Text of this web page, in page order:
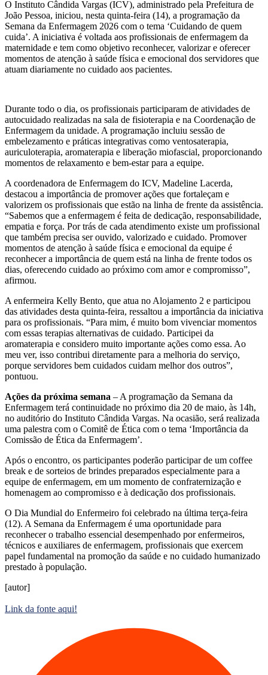
O Instituto Cândida Vargas (ICV), administrado pela Prefeitura de
João Pessoa, iniciou, nesta quinta-feira (14), a programação da
Semana da Enfermagem 2026 com o tema ‘Cuidando de quem
cuida’. A iniciativa é voltada aos profissionais de enfermagem da
maternidade e tem como objetivo reconhecer, valorizar e oferecer
momentos de atenção à saúde física e emocional dos servidores que
atuam diariamente no cuidado aos pacientes.
Durante todo o dia, os profissionais participaram de atividades de
autocuidado realizadas na sala de fisioterapia e na Coordenação de
Enfermagem da unidade. A programação incluiu sessão de
embelezamento e práticas integrativas como ventosaterapia,
auriculoterapia, aromaterapia e liberação miofascial, proporcionando
momentos de relaxamento e bem-estar para a equipe.
A coordenadora de Enfermagem do ICV, Madeline Lacerda,
destacou a importância de promover ações que fortaleçam e
valorizem os profissionais que estão na linha de frente da assistência.
“Sabemos que a enfermagem é feita de dedicação, responsabilidade,
empatia e força. Por trás de cada atendimento existe um profissional
que também precisa ser ouvido, valorizado e cuidado. Promover
momentos de atenção à saúde física e emocional da equipe é
reconhecer a importância de quem está na linha de frente todos os
dias, oferecendo cuidado ao próximo com amor e compromisso”,
afirmou.
A enfermeira Kelly Bento, que atua no Alojamento 2 e participou
das atividades desta quinta-feira, ressaltou a importância da iniciativa
para os profissionais. “Para mim, é muito bom vivenciar momentos
com essas terapias alternativas de cuidado. Participei da
aromaterapia e considero muito importante ações como essa. Ao
meu ver, isso contribui diretamente para a melhoria do serviço,
porque servidores bem cuidados cuidam melhor dos outros”,
pontuou.
Ações da próxima semana – A programação da Semana da
Enfermagem terá continuidade no próximo dia 20 de maio, às 14h,
no auditório do Instituto Cândida Vargas. Na ocasião, será realizada
uma palestra com o Comitê de Ética com o tema ‘Importância da
Comissão de Ética da Enfermagem’.
Após o encontro, os participantes poderão participar de um coffee
break e de sorteios de brindes preparados especialmente para a
equipe de enfermagem, em um momento de confraternização e
homenagem ao compromisso e à dedicação dos profissionais.
O Dia Mundial do Enfermeiro foi celebrado na última terça-feira
(12). A Semana da Enfermagem é uma oportunidade para
reconhecer o trabalho essencial desempenhado por enfermeiros,
técnicos e auxiliares de enfermagem, profissionais que exercem
papel fundamental na promoção da saúde e no cuidado humanizado
prestado à população.
[autor]
Link da fonte aqui!